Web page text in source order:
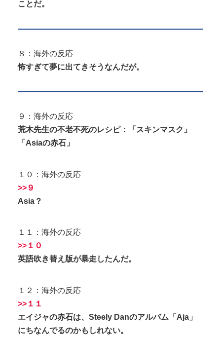
ことだ。
８：海外の反応
怖すぎて夢に出てきそうなんだが。
９：海外の反応
荒木先生の不老不死のレシピ：「スキンマスク」
「Asiaの赤石」
１０：海外の反応
>>９
Asia？
１１：海外の反応
>>１０
英語吹き替え版が暴走したんだ。
１２：海外の反応
>>１１
エイジャの赤石は、Steely Danのアルバム「Aja」
にちなんでるのかもしれない。